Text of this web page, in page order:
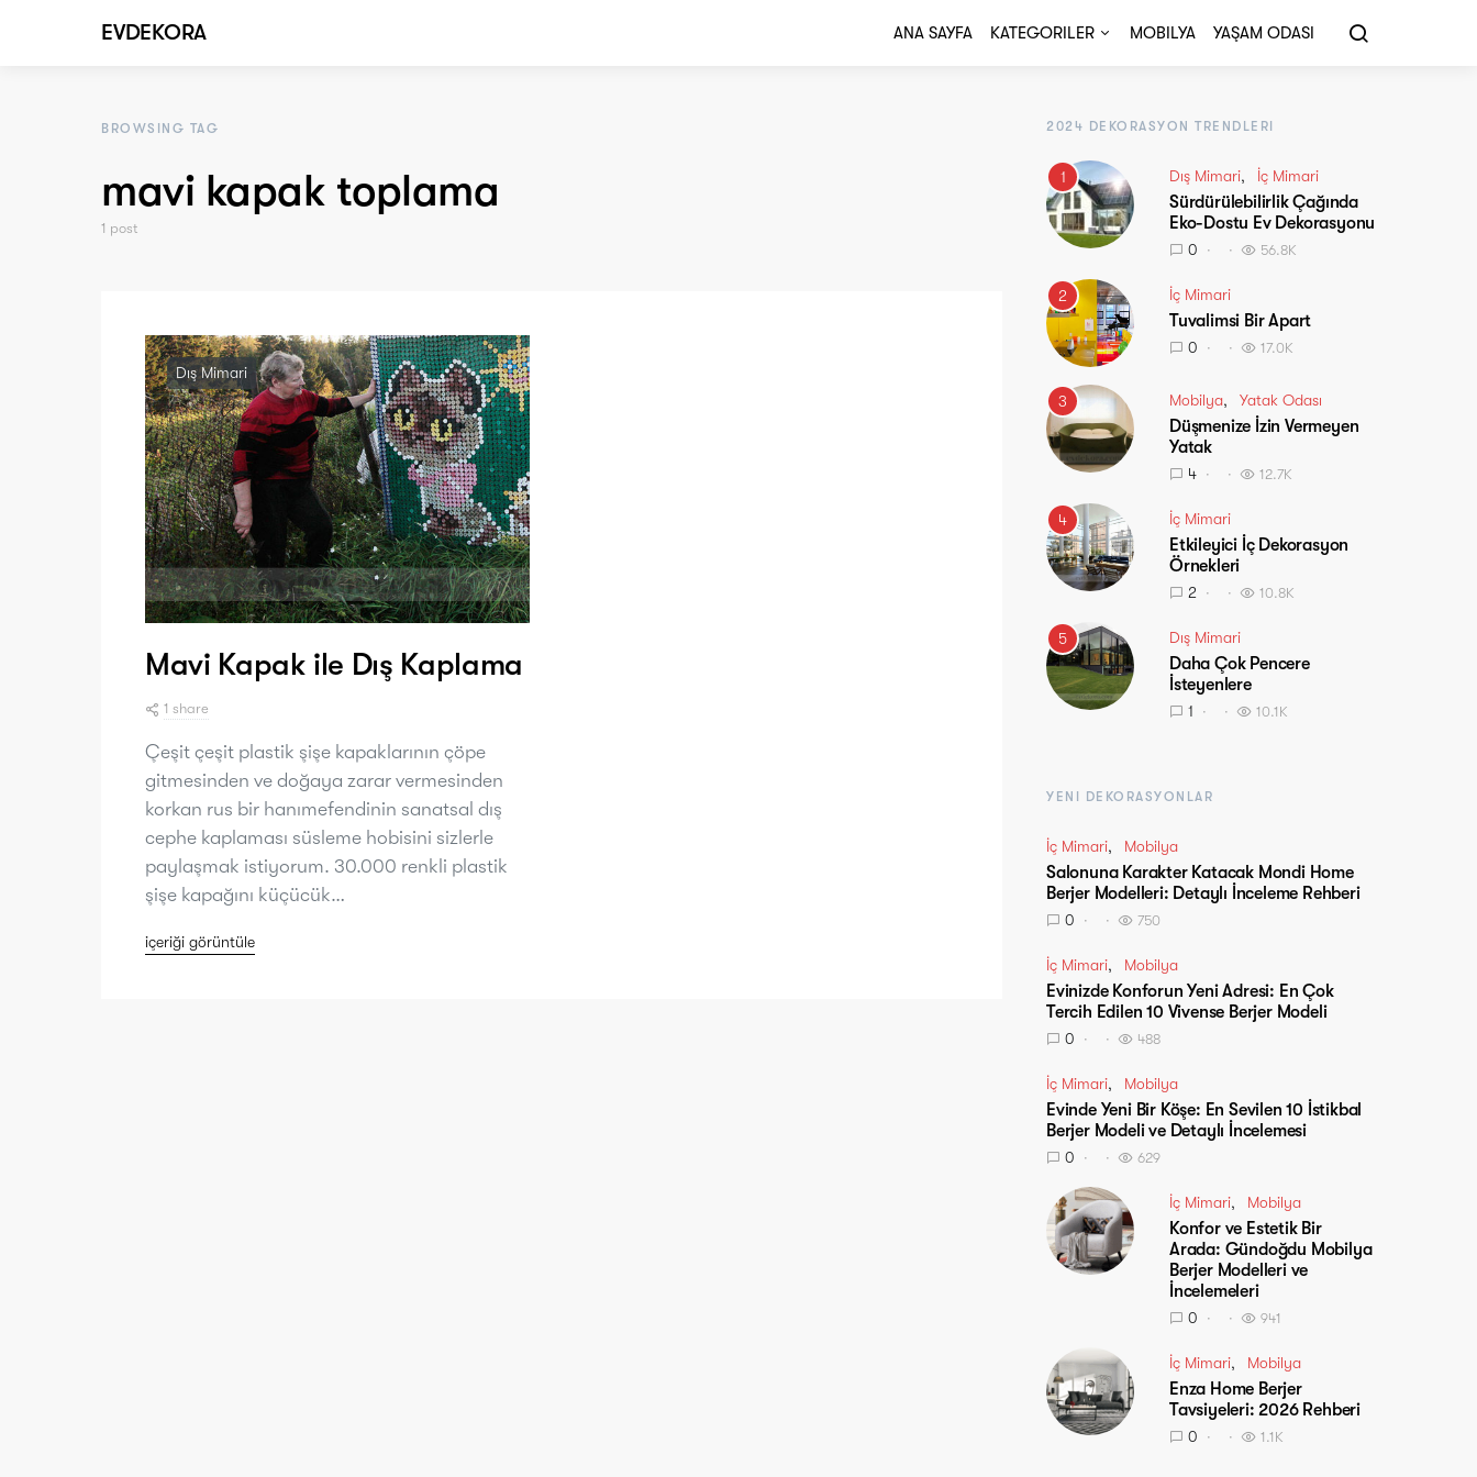
EVDEKORA ANA SAYFA KATEGORILER MOBILYA YAŞAM ODASI
BROWSING TAG
mavi kapak toplama
1 post
Dış Mimari
Mavi Kapak ile Dış Kaplama
1 share
Çeşit çeşit plastik şişe kapaklarının çöpe
gitmesinden ve doğaya zarar vermesinden
korkan rus bir hanımefendinin sanatsal dış
cephe kaplaması süsleme hobisini sizlerle
paylaşmak istiyorum. 30.000 renkli plastik
şişe kapağını küçücük…
içeriği görüntüle
2024 DEKORASYON TRENDLERI
1 Dış Mimari İç Mimari
Sürdürülebilirlik Çağında
Eko-Dostu Ev Dekorasyonu
0 56.8K
2 İç Mimari
Tuvalimsi Bir Apart
0 17.0K
3 Mobilya Yatak Odası
Düşmenize İzin Vermeyen
Yatak
4 12.7K
4 İç Mimari
Etkileyici İç Dekorasyon
Örnekleri
2 10.8K
5 Dış Mimari
Daha Çok Pencere
İsteyenlere
1 10.1K
YENI DEKORASYONLAR
İç Mimari Mobilya
Salonuna Karakter Katacak Mondi Home
Berjer Modelleri: Detaylı İnceleme Rehberi
0 750
İç Mimari Mobilya
Evinizde Konforun Yeni Adresi: En Çok
Tercih Edilen 10 Vivense Berjer Modeli
0 488
İç Mimari Mobilya
Evinde Yeni Bir Köşe: En Sevilen 10 İstikbal
Berjer Modeli ve Detaylı İncelemesi
0 629
İç Mimari Mobilya
Konfor ve Estetik Bir
Arada: Gündoğdu Mobilya
Berjer Modelleri ve
İncelemeleri
0 941
İç Mimari Mobilya
Enza Home Berjer
Tavsiyeleri: 2026 Rehberi
0 1.1K